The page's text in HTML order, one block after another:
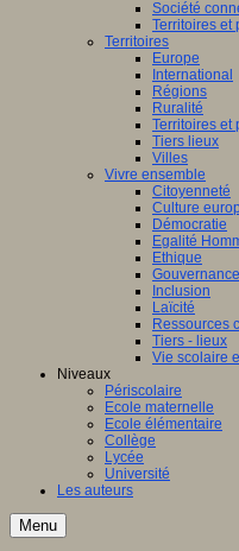
Société
Territoires et
Territoires
Europe
International
Régions
Ruralité
Territoires et
Tiers lieux
Villes
Vivre ensemble
Citoyenneté
Culture
Démocratie
Egalité
Ethique
Gouvernance
Inclusion
Laïcité
Ressources
Tiers - lieux
Vie scolaire
Niveaux
Périscolaire
Ecole maternelle
Ecole élémentaire
Collège
Lycée
Université
Les auteurs
Menu